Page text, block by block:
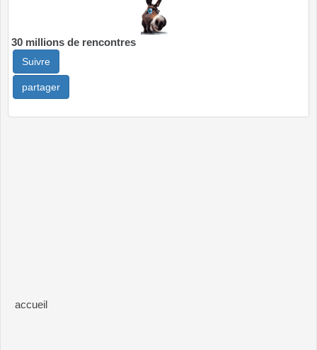
Envoyer de nouveau, l'e-mail de confirmation
30 millions de rencontres
Suivre
partager
accueil